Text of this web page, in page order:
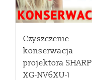
Czyszczenie
konserwacja
projektora SHARP
XG-NV6XU-1